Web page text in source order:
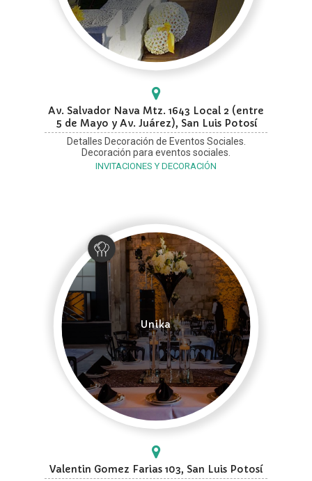
Av. Salvador Nava Mtz. 1643 Local 2 (entre
5 de Mayo y Av. Juárez), San Luis Potosí
Detalles Decoración de Eventos Sociales.
Decoración para eventos sociales.
INVITACIONES Y DECORACIÓN
Unika
Valentin Gomez Farias 103, San Luis Potosí